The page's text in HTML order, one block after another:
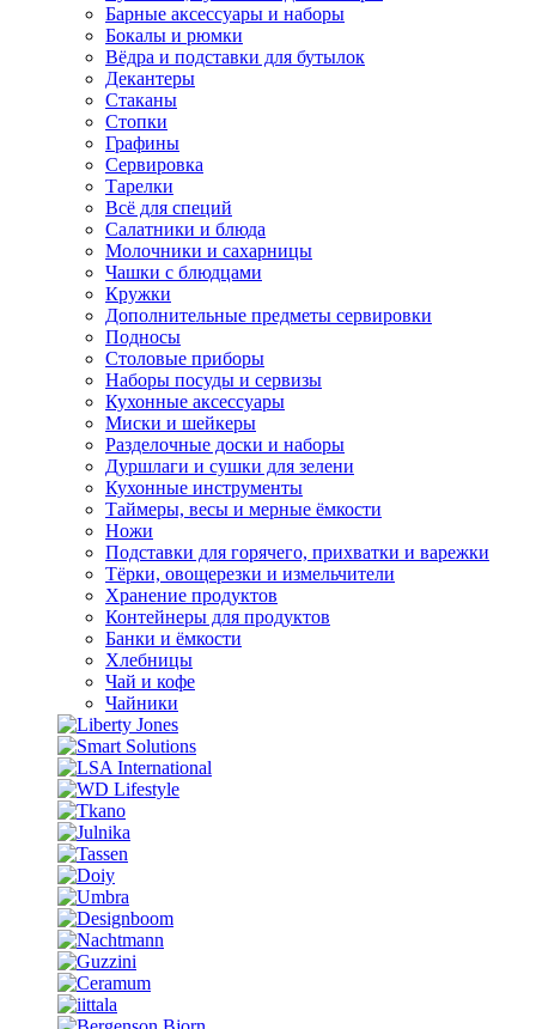
Барные аксессуары и наборы
Бокалы и рюмки
Вёдра и подставки для бутылок
Декантеры
Стаканы
Стопки
Графины
Сервировка
Тарелки
Всё для специй
Салатники и блюда
Молочники и сахарницы
Чашки с блюдцами
Кружки
Дополнительные предметы сервировки
Подносы
Столовые приборы
Наборы посуды и сервизы
Кухонные аксессуары
Миски и шейкеры
Разделочные доски и наборы
Дуршлаги и сушки для зелени
Кухонные инструменты
Таймеры, весы и мерные ёмкости
Ножи
Подставки для горячего, прихватки и варежки
Тёрки, овощерезки и измельчители
Хранение продуктов
Контейнеры для продуктов
Банки и ёмкости
Хлебницы
Чай и кофе
Чайники